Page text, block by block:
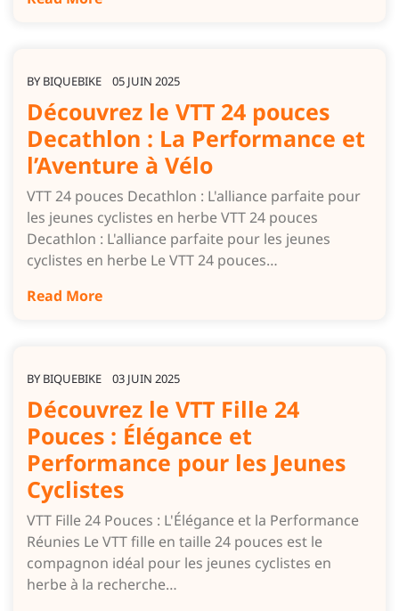
BY BIQUEBIKE 05 JUIN 2025
Découvrez le VTT 24 pouces
Decathlon : La Performance et
l’Aventure à Vélo
VTT 24 pouces Decathlon : L'alliance parfaite pour
les jeunes cyclistes en herbe VTT 24 pouces
Decathlon : L'alliance parfaite pour les jeunes
cyclistes en herbe Le VTT 24 pouces…
Read More
BY BIQUEBIKE 03 JUIN 2025
Découvrez le VTT Fille 24
Pouces : Élégance et
Performance pour les Jeunes
Cyclistes
VTT Fille 24 Pouces : L'Élégance et la Performance
Réunies Le VTT fille en taille 24 pouces est le
compagnon idéal pour les jeunes cyclistes en
herbe à la recherche…